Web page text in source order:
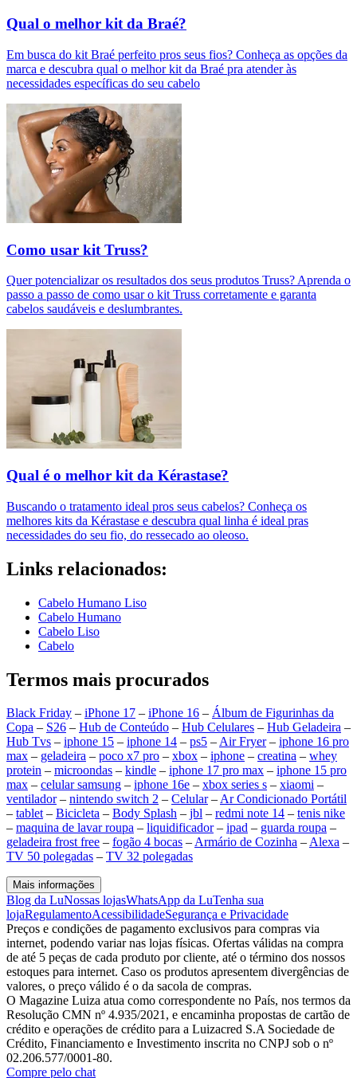
Qual o melhor kit da Braé?
Em busca do kit Braé perfeito pros seus fios? Conheça as opções da
marca e descubra qual o melhor kit da Braé pra atender às
necessidades específicas do seu cabelo
Como usar kit Truss?
Quer potencializar os resultados dos seus produtos Truss? Aprenda o
passo a passo de como usar o kit Truss corretamente e garanta
cabelos saudáveis e deslumbrantes.
Qual é o melhor kit da Kérastase?
Buscando o tratamento ideal pros seus cabelos? Conheça os
melhores kits da Kérastase e descubra qual linha é ideal pras
necessidades do seu fio, do ressecado ao oleoso.
Links relacionados:
Cabelo Humano Liso
Cabelo Humano
Cabelo Liso
Cabelo
Termos mais procurados
Black Friday – iPhone 17 – iPhone 16 – Álbum de Figurinhas da
Copa – S26 – Hub de Conteúdo – Hub Celulares – Hub Geladeira –
Hub Tvs – iphone 15 – iphone 14 – ps5 –Air Fryer– iphone 16 pro
max – geladeira – poco x7 pro – xbox – iphone – creatina – whey
protein – microondas – kindle – iphone 17 pro max – iphone 15 pro
max – celular samsung – iphone 16e – xbox series s – xiaomi –
ventilador– nintendo switch 2 – Celular–Ar Condicionado Portátil
– tablet– Bicicleta – Body Splash – jbl – redmi note 14 – tenis nike
– maquina de lavar roupa – liquidificador– ipad – guarda roupa –
geladeira frost free – fogão 4 bocas –Armário de Cozinha –Alexa –
TV 50 polegadas – TV 32 polegadas
Mais informações
Blog da LuNossas lojasWhatsApp da LuTenha sua
lojaRegulamentoAcessibilidadeSegurança e Privacidade
Preços e condições de pagamento exclusivos para compras via
internet, podendo variar nas lojas físicas. Ofertas válidas na compra
de até 5 peças de cada produto por cliente, até o término dos nossos
estoques para internet. Caso os produtos apresentem divergências de
valores, o preço válido é o da sacola de compras.
O Magazine Luiza atua como correspondente no País, nos termos da
Resolução CMN nº 4.935/2021, e encaminha propostas de cartão de
crédito e operações de crédito para a Luizacred S.A Sociedade de
Crédito, Financiamento e Investimento inscrita no CNPJ sob o nº
02.206.577/0001-80.
Compre pelo chat